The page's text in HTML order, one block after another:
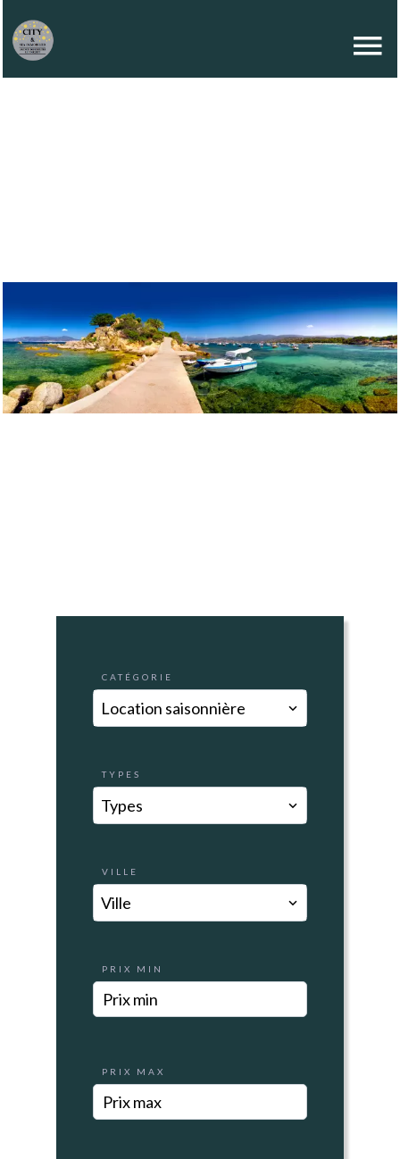
CATÉGORIE
Location saisonnière
TYPES
Types
VILLE
Ville
PRIX MIN
PRIX MAX